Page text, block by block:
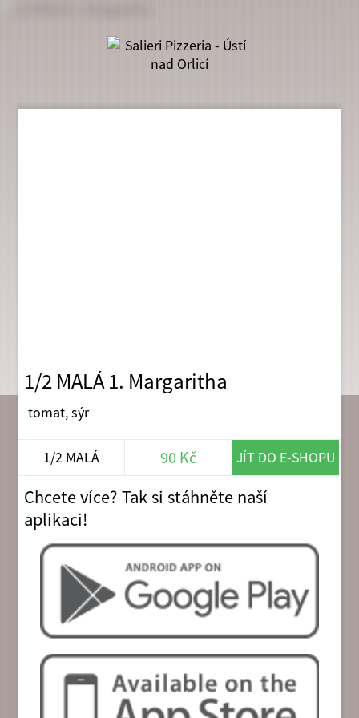
1/2 MALÁ 1. Margaritha
tomat, sýr
1/2 MALÁ 90 Kč JÍT DO E-SHOPU
Chcete více? Tak si stáhněte naší
aplikaci!